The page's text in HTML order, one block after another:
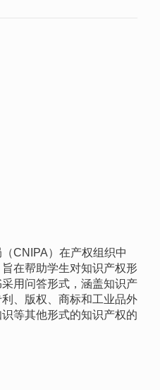
CNIPA）在产权组织中
在帮助学生对知识产权形
用问答形式，涵盖知识产
、版权、商标和工业品外
等其他形式的知识产权的